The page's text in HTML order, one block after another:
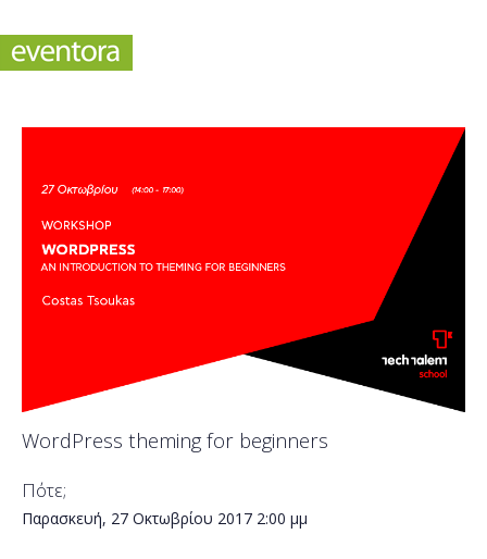
WordPress theming for beginners
Πότε;
Παρασκευή, 27 Οκτωβρίου 2017 2:00 μμ